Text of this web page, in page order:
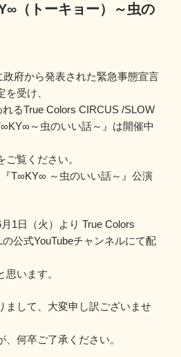
（トーキョー）～虫の
府から発表された緊急事態宣言
受け、
るTrue Colors CIRCUS /SLOW
～虫のいい話～』は開催中
覧ください。
『T∞KY∞ ～虫のいい話～』公演
1日（火）より True Colors
公式YouTubeチャンネルにて配
います。
まして、大変申し訳ございませ
何卒ご了承ください。